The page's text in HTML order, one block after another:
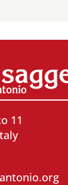
11